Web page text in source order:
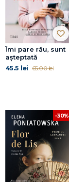
Îmi pare rău, sunt
așteptată
45.5 lei 65.00 lei
-30%